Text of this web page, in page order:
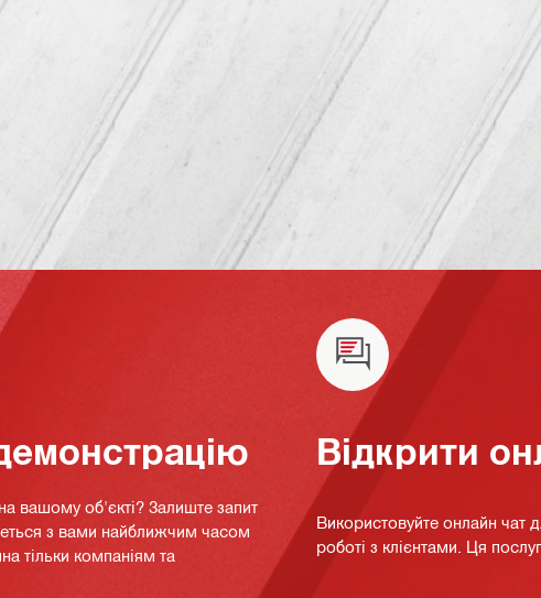
вашому об'єкті? Залиште запит
з вами найближчим часом
тільки компаніям та
Відкрити
Використовуйте онлайн чат
роботі з клієнтами. Ця